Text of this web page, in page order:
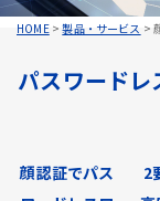
HOME>製品・サービス >
パスワードレ
顔認証でパス
2